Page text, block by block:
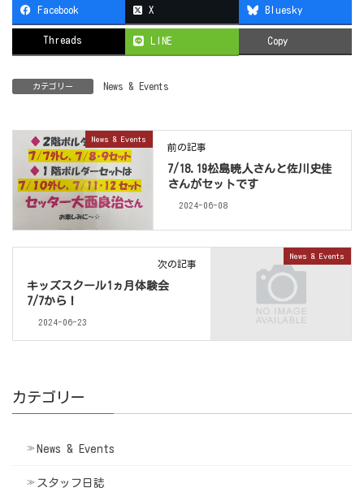
Facebook X Bluesky
Threads LINE Copy
カテゴリー News & Events
News & Events
前の記事
7/18.19松島暁人さんと佐川史佳
さんがセットです
2024-06-08
News & Events
次の記事
キッズスクール1ヵ月体験会
7/7から！
2024-06-23
カテゴリー
News & Events
スタッフ日誌